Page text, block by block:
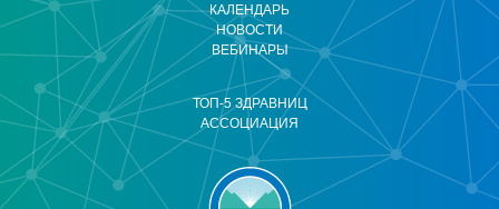
КАЛЕНДАРЬ
НОВОСТИ
ВЕБИНАРЫ
ТОП-5 ЗДРАВНИЦ
АССОЦИАЦИЯ